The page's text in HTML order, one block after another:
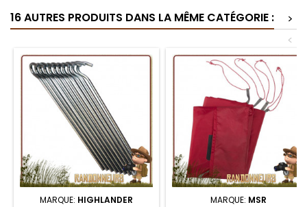
16 AUTRES PRODUITS DANS LA MÊME CATÉGORIE :
>
<
MARQUE: HIGHLANDER MARQUE: MSR